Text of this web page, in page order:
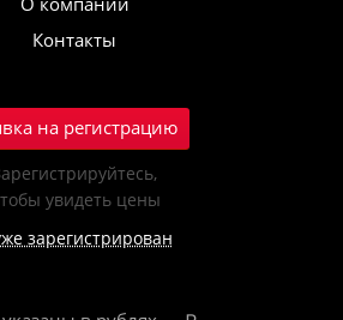
Контакты
на регистрацию
увидеть цены
зарегистрирован